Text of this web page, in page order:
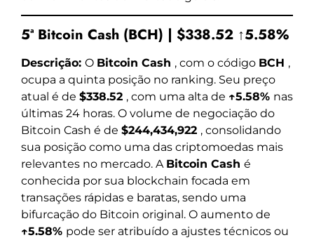
5ª Bitcoin Cash (BCH) | $338.52 ↑5.58%
Descrição: O Bitcoin Cash , com o código BCH ,
ocupa a quinta posição no ranking. Seu preço
atual é de $338.52 , com uma alta de ↑5.58% nas
últimas 24 horas. O volume de negociação do
Bitcoin Cash é de $244,434,922 , consolidando
sua posição como uma das criptomoedas mais
relevantes no mercado. A Bitcoin Cash é
conhecida por sua blockchain focada em
transações rápidas e baratas, sendo uma
bifurcação do Bitcoin original. O aumento de
↑5.58% pode ser atribuído a ajustes técnicos ou